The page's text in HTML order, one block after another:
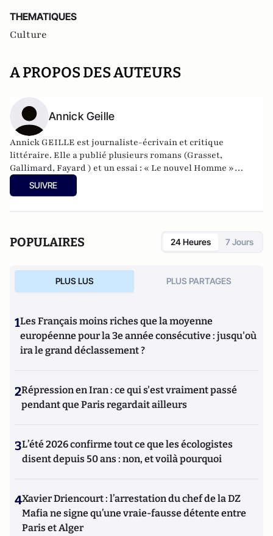
THEMATIQUES
Culture
A PROPOS DES AUTEURS
Annick Geille
Annick GEILLE est journaliste-écrivain et critique
littéraire. Elle a publié plusieurs romans (Grasset,
Gallimard, Fayard ) et un essai : « Le nouvel Homme »
(Lattès) Elle a obtenu entre autres le prix du Premier
Roman, le prix Alfred Née de l’académie française (voir
et mensuels pour le groupe « Hachette- Filipacchi- Media »
Playboy-France, et « F Magazine, » - mensuel féministe
(racheté au groupe Servan-Schreiber par Daniel Filipacchi)
qu’Annick Geille baptisa « Femme » et reformula, aux côtés
Après avoir travaillé trois ans au Figaro- Littéraire aux
côtés d’Angelo Rinaldi, de l’Académie Française(+) Annick
Geille dirigea "La Sélection des meilleurs livres de la
période" pour le « Magazine des Livres », tout en rédigeant
mensuel "Service Littéraire". Annick Geille remet
depuis huit ans à Atlantico une chronique vouée à la
littérature et à ceux qui la font : « Atlantico-Litterati ».
SUIVRE
POPULAIRES 24 Heures 7 Jours
PLUS LUS PLUS PARTAGES
1Les Français moins riches que la moyenne
européenne pour la 3e année consécutive : jusqu'où
ira le grand déclassement ?
2Répression en Iran : ce qui s'est vraiment passé
pendant que Paris regardait ailleurs
3L’été 2026 confirme tout ce que les écologistes
disent depuis 50 ans : non, et voilà pourquoi
4Xavier Driencourt : l’arrestation du chef de la DZ
Mafia ne signe qu’une vraie-fausse détente entre
Paris et Alger